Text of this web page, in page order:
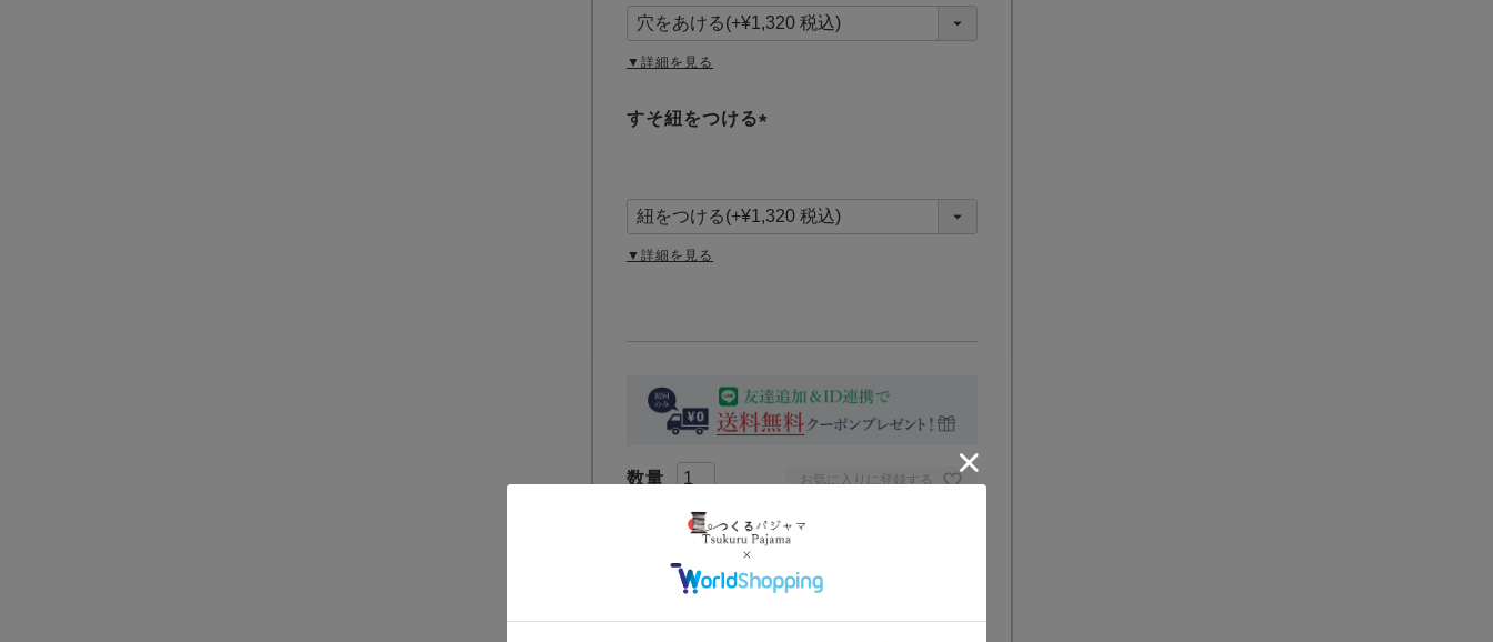
お気に入りに登録する
カートに入れる
須
)
▼詳細を見る
すそ紐をつける
須
)
▼詳細を見る